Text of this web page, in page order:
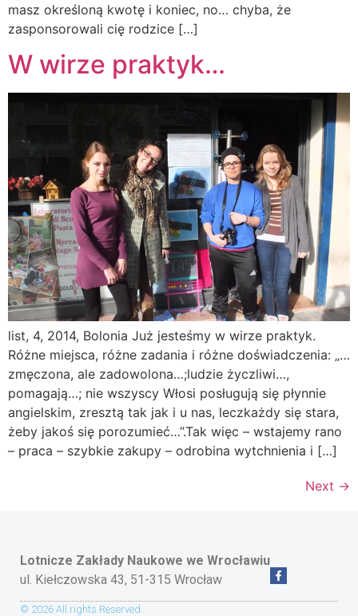
masz określoną kwotę i koniec, no… chyba, że
zasponsorowali cię rodzice […]
W wirze praktyk…
list, 4, 2014, Bolonia Już jesteśmy w wirze praktyk.
Różne miejsca, różne zadania i różne doświadczenia: „…
zmęczona, ale zadowolona…;ludzie życzliwi…,
pomagają…; nie wszyscy Włosi posługują się płynnie
angielskim, zresztą tak jak i u nas, leczkażdy się stara,
żeby jakoś się porozumieć…”.Tak więc – wstajemy rano
– praca – szybkie zakupy – odrobina wytchnienia i […]
Next →
Lotnicze Zakłady Naukowe we Wrocławiu
ul. Kiełczowska 43, 51-315 Wrocław
© 2026 All rights Reserved.